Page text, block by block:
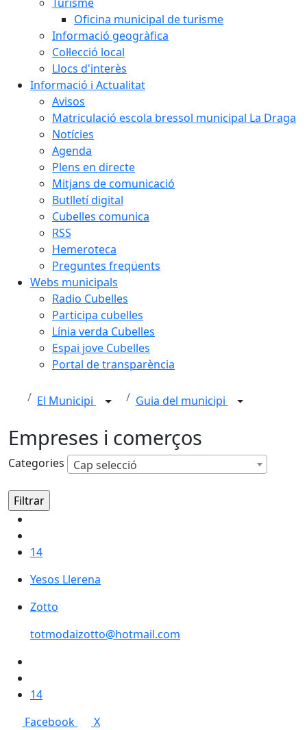
Oficina municipal de turisme
Informació geogràfica
Col·lecció local
Llocs d'interès
Informació i Actualitat
Avisos
Matriculació escola bressol municipal La Draga
Notícies
Agenda
Plens en directe
Mitjans de comunicació
Butlletí digital
Cubelles comunica
RSS
Hemeroteca
Preguntes freqüents
Webs municipals
Radio Cubelles
Participa cubelles
Línia verda Cubelles
Espai jove Cubelles
Portal de transparència
El Municipi Guia del municipi
Empreses i comerços
Categories Cap selecció
14
Yesos Llerena
Zotto
totmodaizotto@hotmail.com
14
Facebook
X